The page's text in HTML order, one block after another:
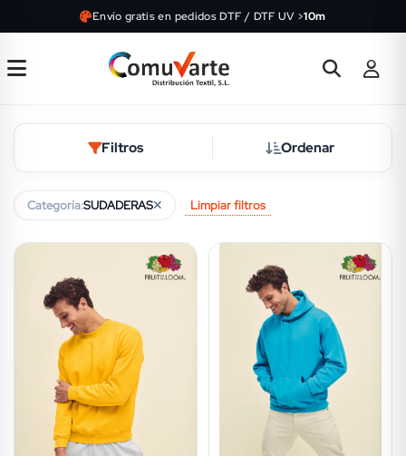
Envío gratis en pedidos DTF / DTF UV >10m
Filtros Ordenar
Categoría:SUDADERAS Limpiar filtros